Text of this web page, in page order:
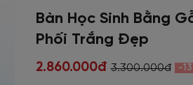
Bàn Học Sinh Bằng
Phối Trắng Đẹp
2.860.000đ 3.300.000đ -